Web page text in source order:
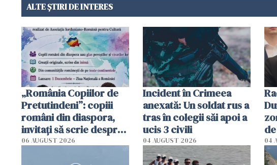
ALTE ȘTIRI DE INTERES
„România Copiilor de
Pretutindeni”: copiii
români din diaspora,
invitați să scrie despre
România într-un volum
06 AUGUST 2026
Incident în Crimeea
anexată: Un soldat rus a
tras în colegii săi apoi a
ucis 3 civili
04 AUGUST 2026 04